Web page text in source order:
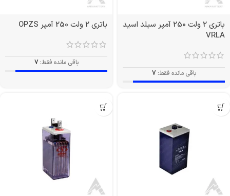
باتری 2 ولت 250 آمپر سیلد اسید
VRLA
باقی مانده فقط: 7
باتری 2 ولت 250 آمپر OPZS
باقی مانده فقط: 7